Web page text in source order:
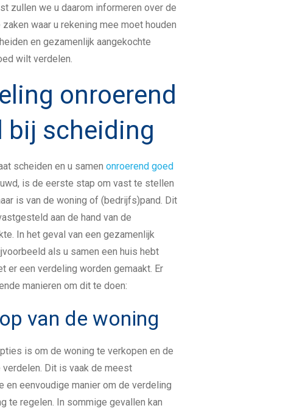
zullen we u daarom informeren over de
waar u rekening mee moet houden
en gezamenlijk aangekochte
wilt verdelen.
onroerend
bij scheiding
scheiden en u samen onroerend goed
is de eerste stap om vast te stellen
is van de woning of (bedrijfs)pand. Dit
aan de hand van de
In het geval van een gezamenlijk
als u samen een huis hebt
er een verdeling worden gemaakt. Er
manieren om dit te doen:
van de woning
is om de woning te verkopen en de
Dit is vaak de meest
en eenvoudige manier om de verdeling
te regelen. In sommige gevallen kan